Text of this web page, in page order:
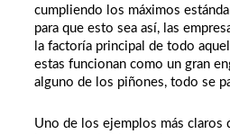
cumpliendo los máximos
para que esto sea así, las
la factoría principal de todo
estas funcionan como un gran
alguno de los piñones, todo se
Uno de los ejemplos más claros